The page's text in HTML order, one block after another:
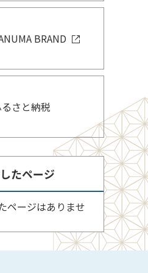
BRAND
さと納税
たページ
ページはありませ